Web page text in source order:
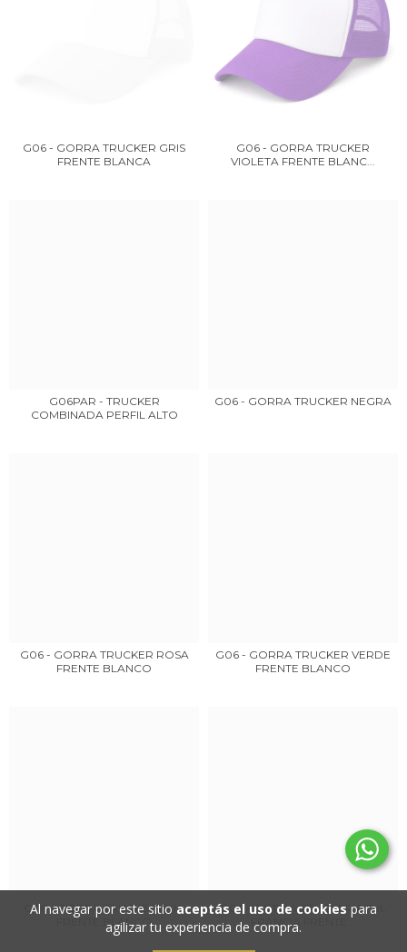
Al navegar por este sitio aceptás el uso de cookies para
agilizar tu experiencia de compra.
G06 - GORRA TRUCKER GRIS
FRENTE BLANCA
G06 - GORRA TRUCKER
VIOLETA FRENTE BLANC...
G06PAR - TRUCKER
COMBINADA PERFIL ALTO
G06 - GORRA TRUCKER NEGRA
G06 - GORRA TRUCKER ROSA
FRENTE BLANCO
G06 - GORRA TRUCKER VERDE
FRENTE BLANCO
G06 - GORRA TRUCKE FUXIA
FRENTE BLANCO
G06 - GORRA TRUCKER AZUL
FRANCIA FRENTE...